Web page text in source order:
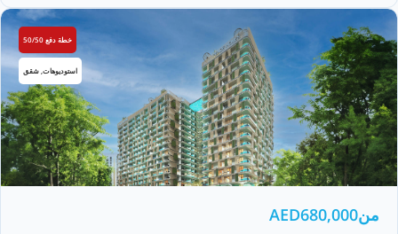
خطة دفع 50/50
استوديوهات, شقق
من AED680,000